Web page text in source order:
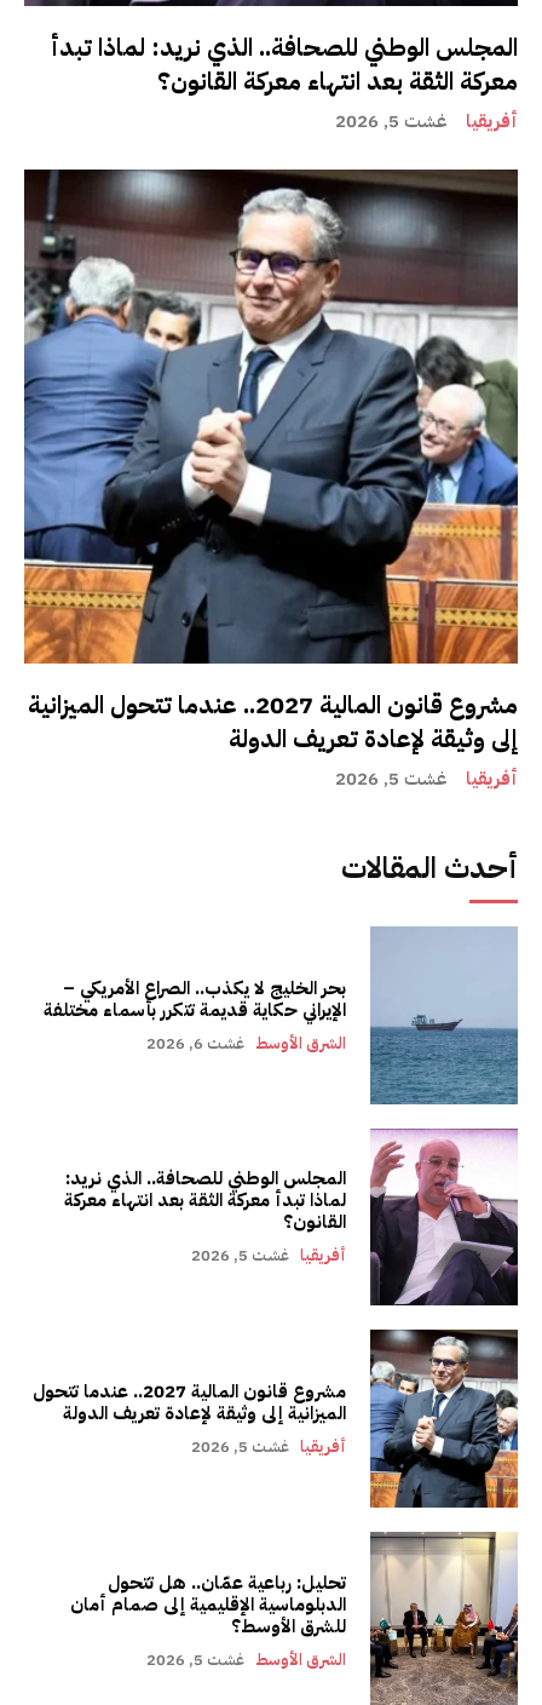
المجلس الوطني للصحافة.. الذي نريد: لماذا تبدأ
معركة الثقة بعد انتهاء معركة القانون؟
أفريقيا غشت 5, 2026
مشروع قانون المالية 2027.. عندما تتحول الميزانية
إلى وثيقة لإعادة تعريف الدولة
أفريقيا غشت 5, 2026
أحدث المقالات
بحر الخليج لا يكذب.. الصراع الأمريكي –
الإيراني حكاية قديمة تتكرر بأسماء مختلفة
الشرق الأوسط غشت 6, 2026
المجلس الوطني للصحافة.. الذي نريد:
لماذا تبدأ معركة الثقة بعد انتهاء معركة
القانون؟
أفريقيا غشت 5, 2026
مشروع قانون المالية 2027.. عندما تتحول
الميزانية إلى وثيقة لإعادة تعريف الدولة
أفريقيا غشت 5, 2026
تحليل: رباعية عمّان.. هل تتحول
الدبلوماسية الإقليمية إلى صمام أمان
للشرق الأوسط؟
الشرق الأوسط غشت 5, 2026